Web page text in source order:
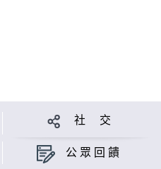
社 交
公眾回饋